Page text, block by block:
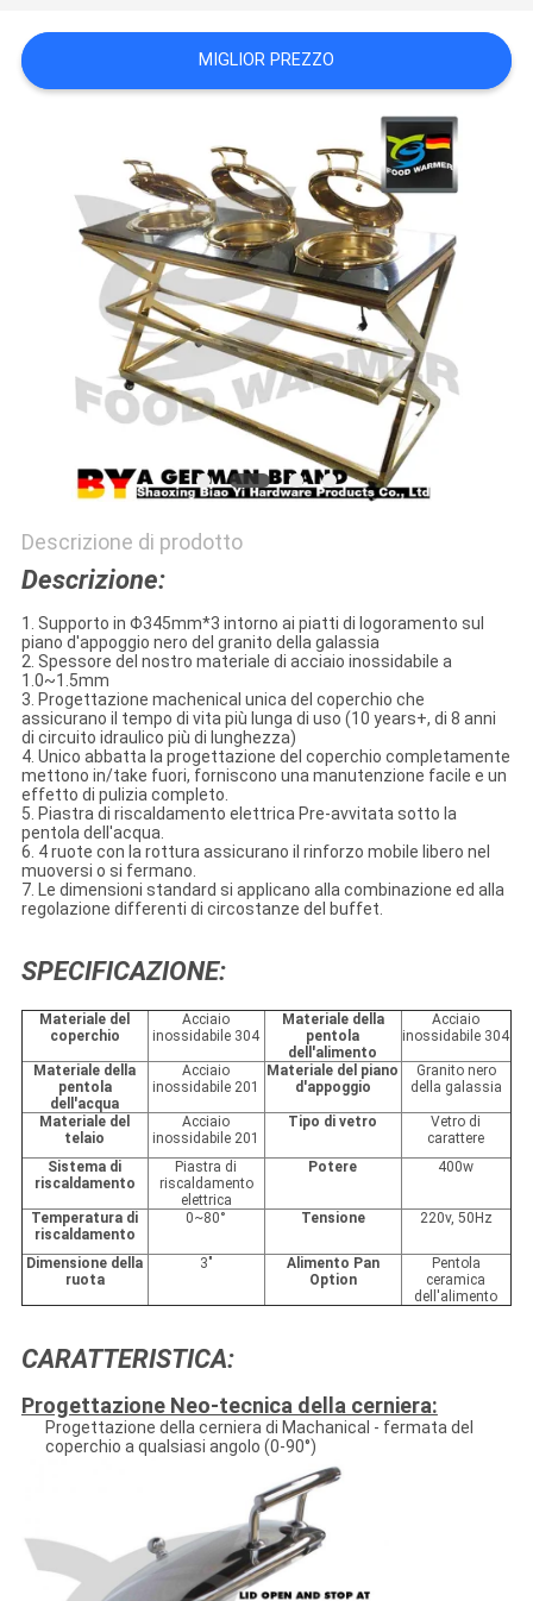
PRIVACY
POLICY
MIGLIOR PREZZO
Descrizione di prodotto
Descrizione:
1. Supporto in Φ345mm*3 intorno ai piatti di logoramento sul
piano d'appoggio nero del granito della galassia
2. Spessore del nostro materiale di acciaio inossidabile a
1.0~1.5mm
3. Progettazione machenical unica del coperchio che
assicurano il tempo di vita più lunga di uso (10 years+, di 8 anni
di circuito idraulico più di lunghezza)
4. Unico abbatta la progettazione del coperchio completamente
mettono in/take fuori, forniscono una manutenzione facile e un
effetto di pulizia completo.
5. Piastra di riscaldamento elettrica Pre-avvitata sotto la
pentola dell'acqua.
6. 4 ruote con la rottura assicurano il rinforzo mobile libero nel
muoversi o si fermano.
7. Le dimensioni standard si applicano alla combinazione ed alla
regolazione differenti di circostanze del buffet.
SPECIFICAZIONE:
Materiale del
coperchio
Acciaio
inossidabile 304
Materiale della
pentola
dell'alimento
Acciaio
inossidabile 304
Materiale della
pentola
dell'acqua
Acciaio
inossidabile 201
Materiale del piano
d'appoggio
Granito nero
della galassia
Materiale del
telaio
Acciaio
inossidabile 201
Tipo di vetro
Vetro di
carattere
Sistema di
riscaldamento
Piastra di
riscaldamento
elettrica
Potere 400w
Temperatura di
riscaldamento
0~80° Tensione 220v, 50Hz
Dimensione della
ruota
3"
Alimento Pan
Option
Pentola
ceramica
dell'alimento
CARATTERISTICA:
Progettazione Neo-tecnica della cerniera:
Progettazione della cerniera di Machanical - fermata del
coperchio a qualsiasi angolo (0-90°)